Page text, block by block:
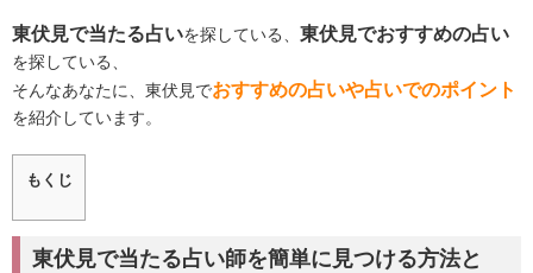
東伏見で当たる占いを探している、 東伏見でおすすめの占い
を探している、
そんなあなたに、東伏見でおすすめの占いや占いでのポイント
を紹介しています。
もくじ
東伏見で当たる占い師を簡単に見つける方法と